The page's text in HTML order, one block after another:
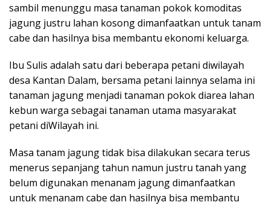
sambil menunggu masa tanaman pokok komoditas
jagung justru lahan kosong dimanfaatkan untuk tanam
cabe dan hasilnya bisa membantu ekonomi keluarga.
Ibu Sulis adalah satu dari beberapa petani diwilayah
desa Kantan Dalam, bersama petani lainnya selama ini
tanaman jagung menjadi tanaman pokok diarea lahan
kebun warga sebagai tanaman utama masyarakat
petani diWilayah ini.
Masa tanam jagung tidak bisa dilakukan secara terus
menerus sepanjang tahun namun justru tanah yang
belum digunakan menanam jagung dimanfaatkan
untuk menanam cabe dan hasilnya bisa membantu